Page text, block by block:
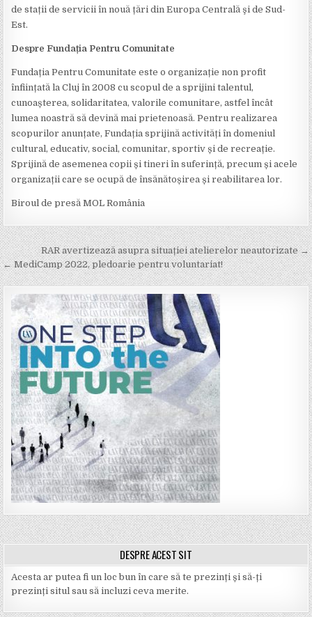
de stații de servicii în nouă țări din Europa Centrală şi de Sud-
Est.
Despre Fundația Pentru Comunitate
Fundația Pentru Comunitate este o organizație non profit
înființată la Cluj în 2008 cu scopul de a sprijini talentul,
cunoașterea, solidaritatea, valorile comunitare, astfel încât
lumea noastră să devină mai prietenoasă. Pentru realizarea
scopurilor anunțate, Fundația sprijină activități în domeniul
cultural, educativ, social, comunitar, sportiv și de recreație.
Sprijină de asemenea copii și tineri în suferință, precum și acele
organizații care se ocupă de însănătoșirea și reabilitarea lor.
Biroul de presă MOL România
Post
navigation
RAR avertizează asupra situației atelierelor neautorizate →
← MediCamp 2022, pledoarie pentru voluntariat!
DESPRE ACEST SIT
Acesta ar putea fi un loc bun în care să te prezinți și să-ți
prezinți situl sau să incluzi ceva merite.